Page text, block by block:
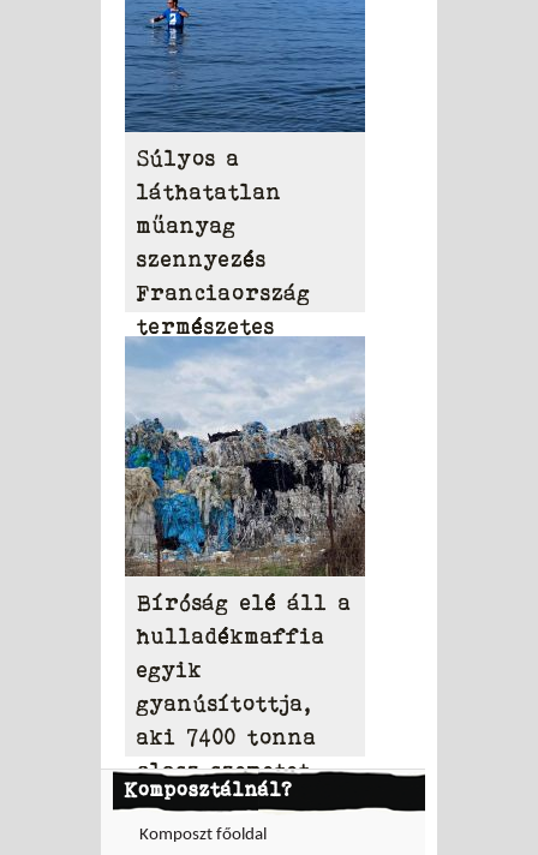
Súlyos a
láthatatlan
műanyag
szennyezés
Franciaország
természetes
vizeiben
Bíróság elé áll a
hulladékmaffia
egyik
gyanúsítottja,
aki 7400 tonna
olasz szemetet
hordott Tamásiba
Komposztálnál?
Komposzt főoldal